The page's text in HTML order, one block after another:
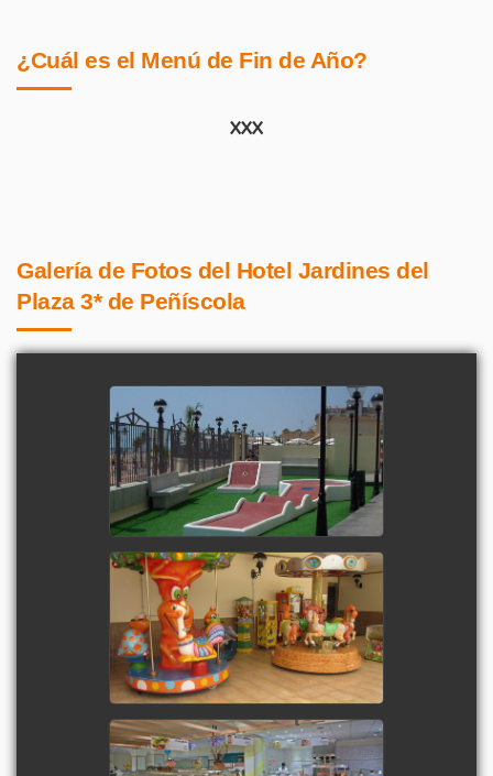
¿Cuál es el Menú de Fin de Año?
XXX
Galería de Fotos del Hotel Jardines del
Plaza 3* de Peñíscola